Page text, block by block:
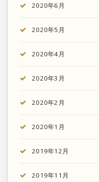
2020年6月
2020年5月
2020年4月
2020年3月
2020年2月
2020年1月
2019年12月
2019年11月